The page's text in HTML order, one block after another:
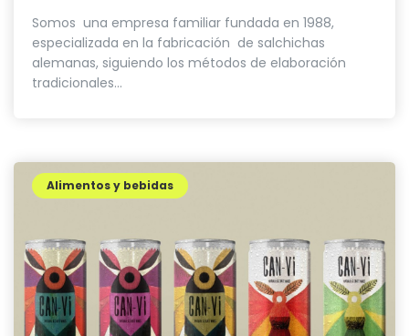
Somos una empresa familiar fundada en 1988,
especializada en la fabricación de salchichas
alemanas, siguiendo los métodos de elaboración
tradicionales...
Alimentos y bebidas